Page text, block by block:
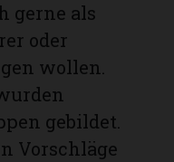
gerne als
oder
wollen.
gebildet.
Vorschläge